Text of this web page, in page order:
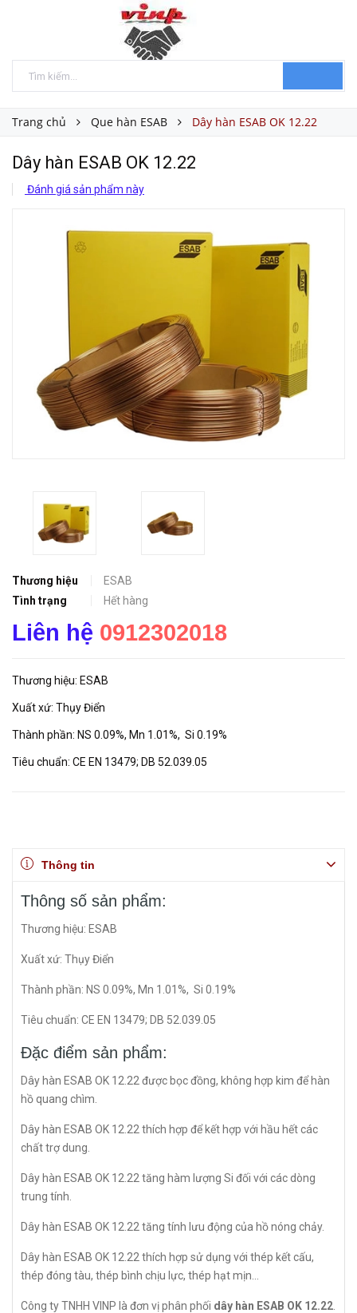
Trang chủ Que hàn ESAB Dây hàn ESAB OK 12.22
Dây hàn ESAB OK 12.22
Đánh giá sản phẩm này
Thương hiệu
ESAB
Tình trạng
Hết hàng
Liên hệ 0912302018
Thương hiệu: ESAB
Xuất xứ: Thụy Điển
Thành phần: NS 0.09%, Mn 1.01%, Si 0.19%
Tiêu chuẩn: CE EN 13479; DB 52.039.05
Thông tin
Thông số sản phẩm:
Thương hiệu: ESAB
Xuất xứ: Thụy Điển
Thành phần: NS 0.09%, Mn 1.01%, Si 0.19%
Tiêu chuẩn: CE EN 13479; DB 52.039.05
Đặc điểm sản phẩm:
Dây hàn ESAB OK 12.22 được bọc đồng, không hợp kim để hàn
hồ quang chìm.
Dây hàn ESAB OK 12.22 thích hợp để kết hợp với hầu hết các
chất trợ dung.
Dây hàn ESAB OK 12.22 tăng hàm lượng Si đối với các dòng
trung tính.
Dây hàn ESAB OK 12.22 tăng tính lưu động của hồ nóng chảy.
Dây hàn ESAB OK 12.22 thích hợp sử dụng với thép kết cấu,
thép đóng tàu, thép bình chịu lực, thép hạt mịn...
Công ty TNHH VINP là đơn vị phân phối dây hàn ESAB OK 12.22